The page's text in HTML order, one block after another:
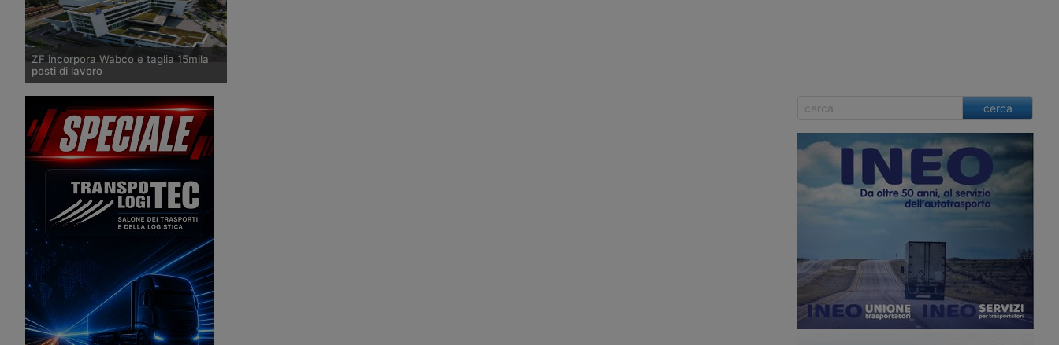
ZF incorpora Wabco e taglia 15mila
posti di lavoro
All’inizio di giugno sono giunte due
notizie che riguardano il produttore
tedesco di componenti per veicoli
industriali: la conclusione della
procedura d’acquisizione di Wabco e
l’annuncio del taglio di 15mila posti di
lavoro per la crisi causata dalla Covid-
cerca